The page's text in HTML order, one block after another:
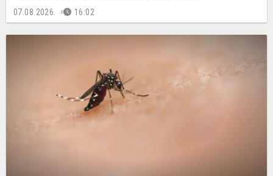
07.08.2026. 16:02